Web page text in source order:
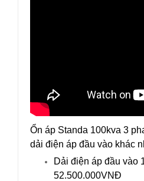
Ổn áp Standa 100kva 3
dải điện áp đầu vào khác
Dải điện áp đầu vào
52.500.000VNĐ